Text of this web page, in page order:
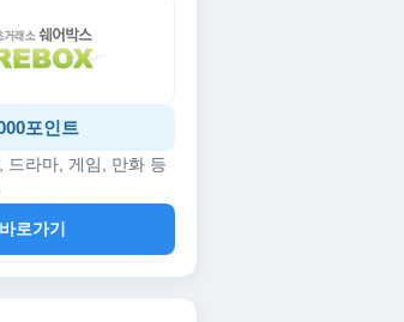
포인트
드라마, 게임, 만화 등
로가기